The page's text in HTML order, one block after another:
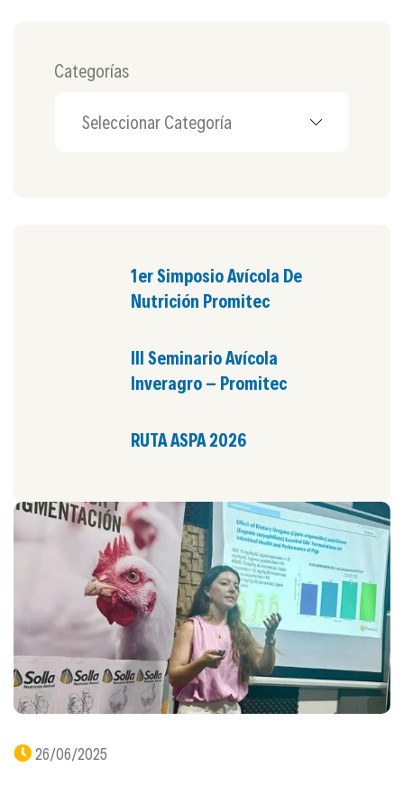
26/06/2025
Categorías
1er Simposio Avícola De
Nutrición Promitec
III Seminario Avícola
Inveragro – Promitec
RUTA ASPA 2026